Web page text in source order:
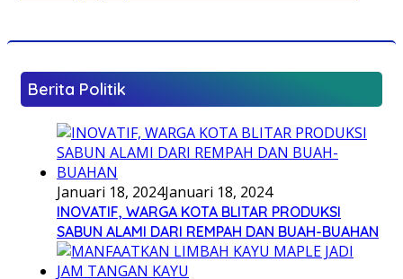
Berita Politik
Januari 18, 2024Januari 18, 2024
INOVATIF, WARGA KOTA BLITAR PRODUKSI
SABUN ALAMI DARI REMPAH DAN BUAH-BUAHAN